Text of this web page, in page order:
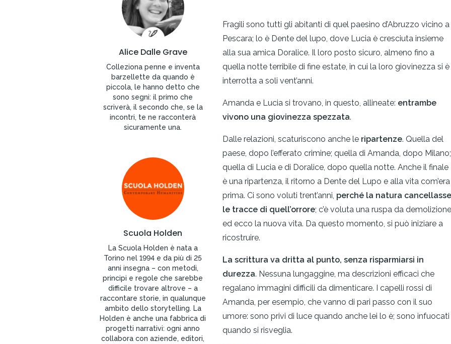
Alice Dalle Grave
Colleziona penne e inventa
barzellette da quando è
piccola, le hanno detto che
sono segni: il primo che
scriverà, il secondo che, se la
incontri, te ne racconterà
sicuramente una.
Scuola Holden
La Scuola Holden è nata a
Torino nel 1994 e da più di 25
anni insegna – con metodi,
principi e regole che sarebbe
difficile trovare altrove – a
raccontare storie, in qualunque
ambito dello storytelling. La
Holden è anche una fabbrica di
progetti narrativi: ogni anno
collabora con aziende, editori,
Fragili sono tutti gli abitanti di quel paesino d’Abruzzo vicino a
Pescara; lo è Dente del lupo, dove Lucia è cresciuta insieme
alla sua amica Doralice. Il loro posto sicuro, almeno fino a
quella notte terribile di fine estate, in cui la loro giovinezza si è
interrotta a soli vent’anni.
Amanda e Lucia si trovano, in questo, allineate: entrambe
vivono una giovinezza spezzata.
Dalle relazioni, scaturiscono anche le ripartenze. Quella del
paese, dopo l’efferato crimine; quella di Amanda, dopo Milano;
quella di Lucia e di Doralice, dopo quella notte. Anche il finale
è una ripartenza, il ritorno a Dente del Lupo e alla vita com’era
prima. Ci sono voluti trent’anni, perché la natura cancellasse
le tracce di quell’orrore; c’è voluta una ruspa da demolizione
ed ecco la nuova vita. Da questo momento, si può iniziare a
ricostruire.
La scrittura va dritta al punto, senza risparmiarsi in
durezza. Nessuna lungaggine, ma descrizioni efficaci che
regalano immagini difficili da dimenticare. I capelli rossi di
Amanda, per esempio, che vanno di pari passo con il suo
umore: sono privi di luce quando anche lei lo è; sono infuocati
quando si risveglia.